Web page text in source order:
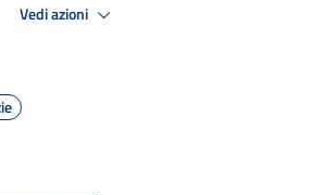
Vedi azioni